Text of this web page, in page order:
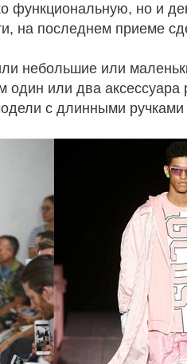
функциональную, но и
на последнем приеме
небольшие или
один или два
с длинными